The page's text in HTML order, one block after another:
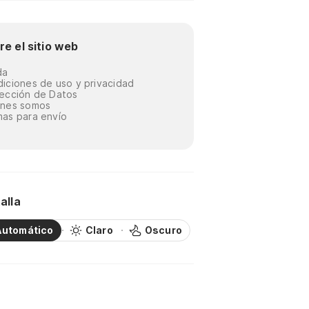
el sitio web
de uso y privacidad
de Datos
somos
para envío
Claro Oscuro